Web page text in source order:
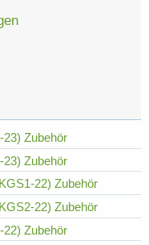
Zubehör
Zubehör
22) Zubehör
22) Zubehör
Zubehör